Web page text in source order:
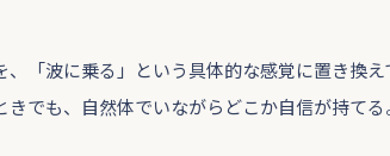
「波に乗る」という具体的な感覚に置き換
でも、自然体でいながらどこか自信が持て